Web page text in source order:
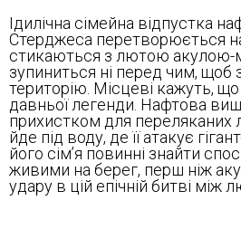
Ідилічна сімейна відпустка
Стерджеса перетворюється
стикаються з лютою акулою-
зупиниться ні перед чим, щоб
територію. Місцеві кажуть,
давньої легенди. Нафтова
прихистком для переляканих
йде під воду, де її атакує
його сім’я повинні знайти
живими на берег, перш ніж
удару в цій епічній битві між